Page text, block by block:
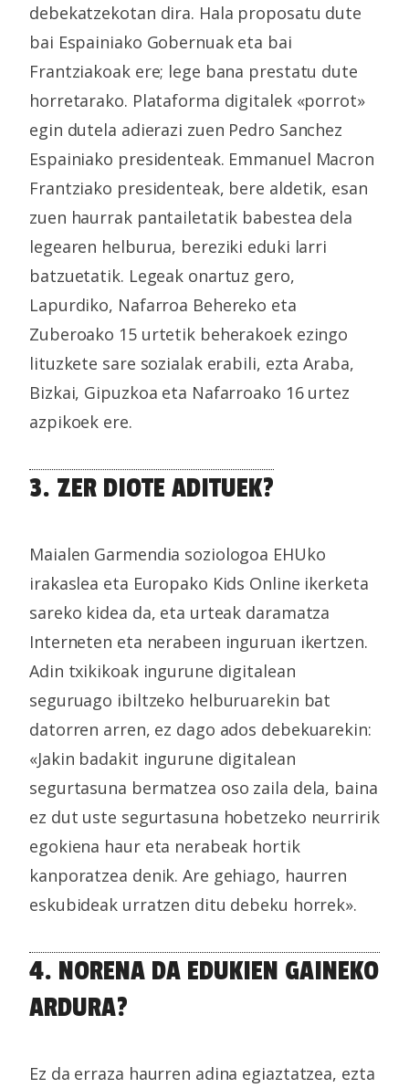
debekatzekotan dira. Hala proposatu dute
bai Espainiako Gobernuak eta bai
Frantziakoak ere; lege bana prestatu dute
horretarako. Plataforma digitalek «porrot»
egin dutela adierazi zuen Pedro Sanchez
Espainiako presidenteak. Emmanuel Macron
Frantziako presidenteak, bere aldetik, esan
zuen haurrak pantailetatik babestea dela
legearen helburua, bereziki eduki larri
batzuetatik. Legeak onartuz gero,
Lapurdiko, Nafarroa Behereko eta
Zuberoako 15 urtetik beherakoek ezingo
lituzkete sare sozialak erabili, ezta Araba,
Bizkai, Gipuzkoa eta Nafarroako 16 urtez
azpikoek ere.
3. ZER DIOTE ADITUEK?
Maialen Garmendia soziologoa EHUko
irakaslea eta Europako Kids Online ikerketa
sareko kidea da, eta urteak daramatza
Interneten eta nerabeen inguruan ikertzen.
Adin txikikoak ingurune digitalean
seguruago ibiltzeko helburuarekin bat
datorren arren, ez dago ados debekuarekin:
«Jakin badakit ingurune digitalean
segurtasuna bermatzea oso zaila dela, baina
ez dut uste segurtasuna hobetzeko neurririk
egokiena haur eta nerabeak hortik
kanporatzea denik. Are gehiago, haurren
eskubideak urratzen ditu debeku horrek».
4. NORENA DA EDUKIEN GAINEKO
ARDURA?
Ez da erraza haurren adina egiaztatzea, ezta